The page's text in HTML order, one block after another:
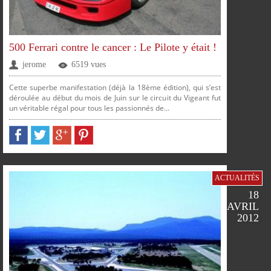
PLUS
SUR SUR SUR SUR
500 Ferrari contre le cancer : Le Pilote y était !
jerome 6519 vues
Cette superbe manifestation (déjà la 18ème édition), qui s’est
déroulée au début du mois de Juin sur le circuit du Vigeant fut
un véritable régal pour tous les passionnés de...
ACTUALITÉS
18
AVRIL
2012